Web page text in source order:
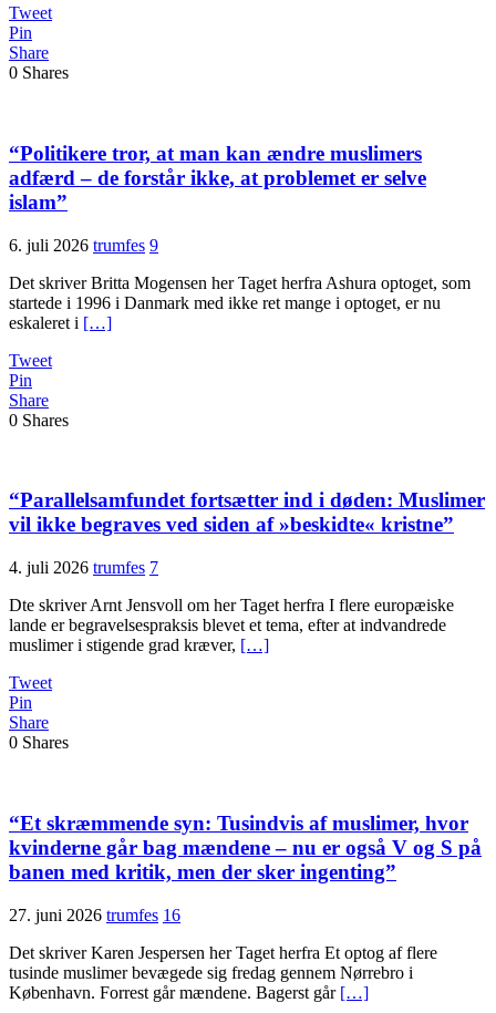
Tweet
Pin
Share
0 Shares
“Politikere tror, at man kan ændre muslimers
adfærd – de forstår ikke, at problemet er selve
islam”
6. juli 2026 trumfes 9
Det skriver Britta Mogensen her Taget herfra Ashura optoget, som
startede i 1996 i Danmark med ikke ret mange i optoget, er nu
eskaleret i […]
Tweet
Pin
Share
0 Shares
“Parallelsamfundet fort­sætter ind i døden: Muslimer
vil ikke begraves ved siden af »beskidte« kristne”
4. juli 2026 trumfes 7
Dte skriver Arnt Jensvoll om her Taget herfra I flere europæiske
lande er begravelsespraksis blevet et tema, efter at indvandrede
muslimer i stigende grad kræver, […]
Tweet
Pin
Share
0 Shares
“Et skræmmende syn: Tusindvis af muslimer, hvor
kvinderne går bag mændene – nu er også V og S på
banen med kritik, men der sker ingenting”
27. juni 2026 trumfes 16
Det skriver Karen Jespersen her Taget herfra Et optog af flere
tusinde muslimer bevægede sig fredag gennem Nørrebro i
København. Forrest går mændene. Bagerst går […]